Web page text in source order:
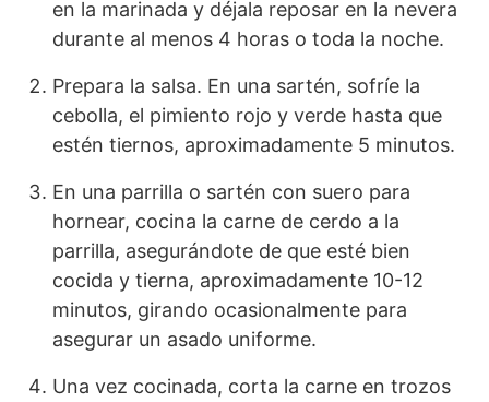
en la marinada y déjala reposar en la nevera
durante al menos 4 horas o toda la noche.
Prepara la salsa. En una sartén, sofríe la
cebolla, el pimiento rojo y verde hasta que
estén tiernos, aproximadamente 5 minutos.
En una parrilla o sartén con suero para
hornear, cocina la carne de cerdo a la
parrilla, asegurándote de que esté bien
cocida y tierna, aproximadamente 10-12
minutos, girando ocasionalmente para
asegurar un asado uniforme.
Una vez cocinada, corta la carne en trozos